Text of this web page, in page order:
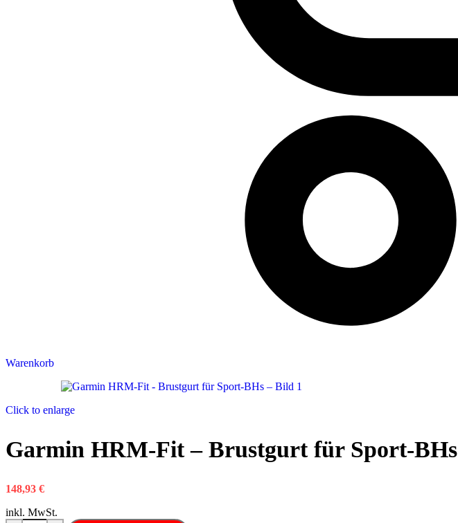
Warenkorb
Click to enlarge
Garmin HRM-Fit – Brustgurt für Sport-BHs
148,93 €
inkl. MwSt.